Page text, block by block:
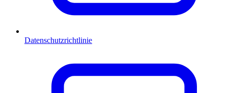
Datenschutzrichtlinie